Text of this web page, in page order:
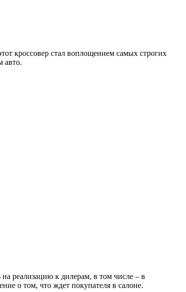
кроссовер стал воплощением самых строгих
авто.
реализацию к дилерам, в том числе – в
о том, что ждет покупателя в салоне.